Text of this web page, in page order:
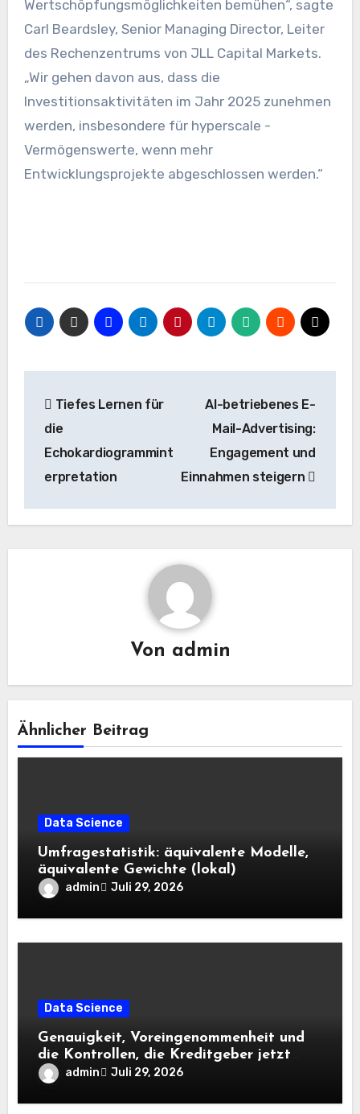
Wertschöpfungsmöglichkeiten bemühen“, sagte
Carl Beardsley, Senior Managing Director, Leiter
des Rechenzentrums von JLL Capital Markets.
„Wir gehen davon aus, dass die
Investitionsaktivitäten im Jahr 2025 zunehmen
werden, insbesondere für hyperscale -
Vermögenswerte, wenn mehr
Entwicklungsprojekte abgeschlossen werden.“
Navigation
Tiefes Lernen für
die
Echokardiogrammint
erpretation
AI-betriebenes E-
Mail-Advertising:
Engagement und
Einnahmen steigern
Von admin
Ähnlicher Beitrag
Data Science
Umfragestatistik: äquivalente Modelle,
äquivalente Gewichte (lokal)
admin Juli 29, 2026
Data Science
Genauigkeit, Voreingenommenheit und
die Kontrollen, die Kreditgeber jetzt
benötigen |
admin Juli 29, 2026